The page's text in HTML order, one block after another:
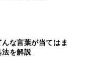
な言葉が当てはま
法を解説